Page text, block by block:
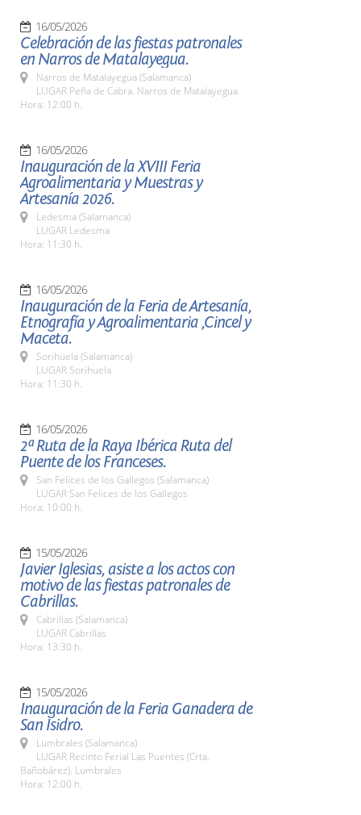
16/05/2026
Celebración de las fiestas patronales
en Narros de Matalayegua.
Narros de Matalayegua (Salamanca)
LUGAR Peña de Cabra. Narros de Matalayegua
Hora: 12:00 h.
16/05/2026
Inauguración de la XVIII Feria
Agroalimentaria y Muestras y
Artesanía 2026.
Ledesma (Salamanca)
LUGAR Ledesma
Hora: 11:30 h.
16/05/2026
Inauguración de la Feria de Artesanía,
Etnografía y Agroalimentaria ,Cincel y
Maceta.
Sorihuela (Salamanca)
LUGAR Sorihuela
Hora: 11:30 h.
16/05/2026
2ª Ruta de la Raya Ibérica Ruta del
Puente de los Franceses.
San Felices de los Gallegos (Salamanca)
LUGAR San Felices de los Gallegos
Hora: 10:00 h.
15/05/2026
Javier Iglesias, asiste a los actos con
motivo de las fiestas patronales de
Cabrillas.
Cabrillas (Salamanca)
LUGAR Cabrillas
Hora: 13:30 h.
15/05/2026
Inauguración de la Feria Ganadera de
San Isidro.
Lumbrales (Salamanca)
LUGAR Recinto Ferial Las Puentes (Crta.
Bañobárez). Lumbrales
Hora: 12:00 h.